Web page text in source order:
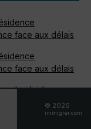
face aux délais
face aux délais
de résidence
face aux délais
© 2026
immigrer.com